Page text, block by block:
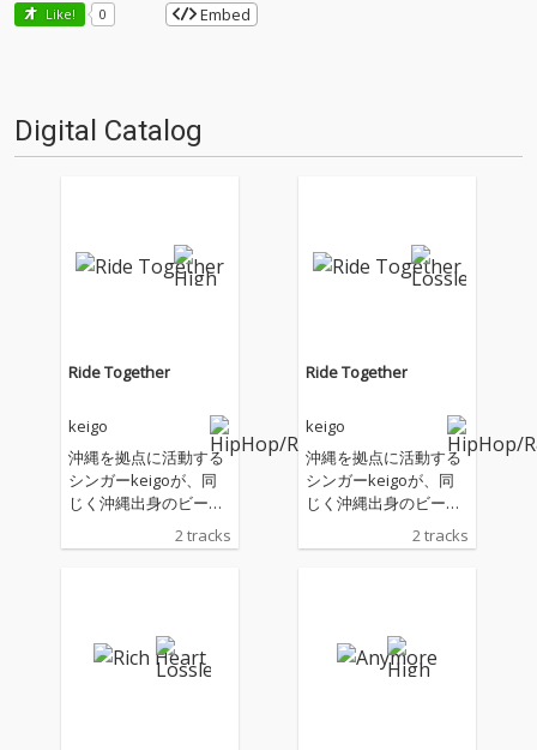
Like! 0 Embed
Digital Catalog
Ride Together
keigo
沖縄を拠点に活動する
シンガーkeigoが、同
じく沖縄出身のビート
メイカーTOMiをプロデ
ューサーに迎えた新曲
ら、Soul、Afro Beat
s、Reggaeなど多彩な
2 tracks
Ride Together
keigo
沖縄を拠点に活動する
シンガーkeigoが、同
じく沖縄出身のビート
メイカーTOMiをプロデ
ューサーに迎えた新曲
ら、Soul、Afro Beat
s、Reggaeなど多彩な
2 tracks